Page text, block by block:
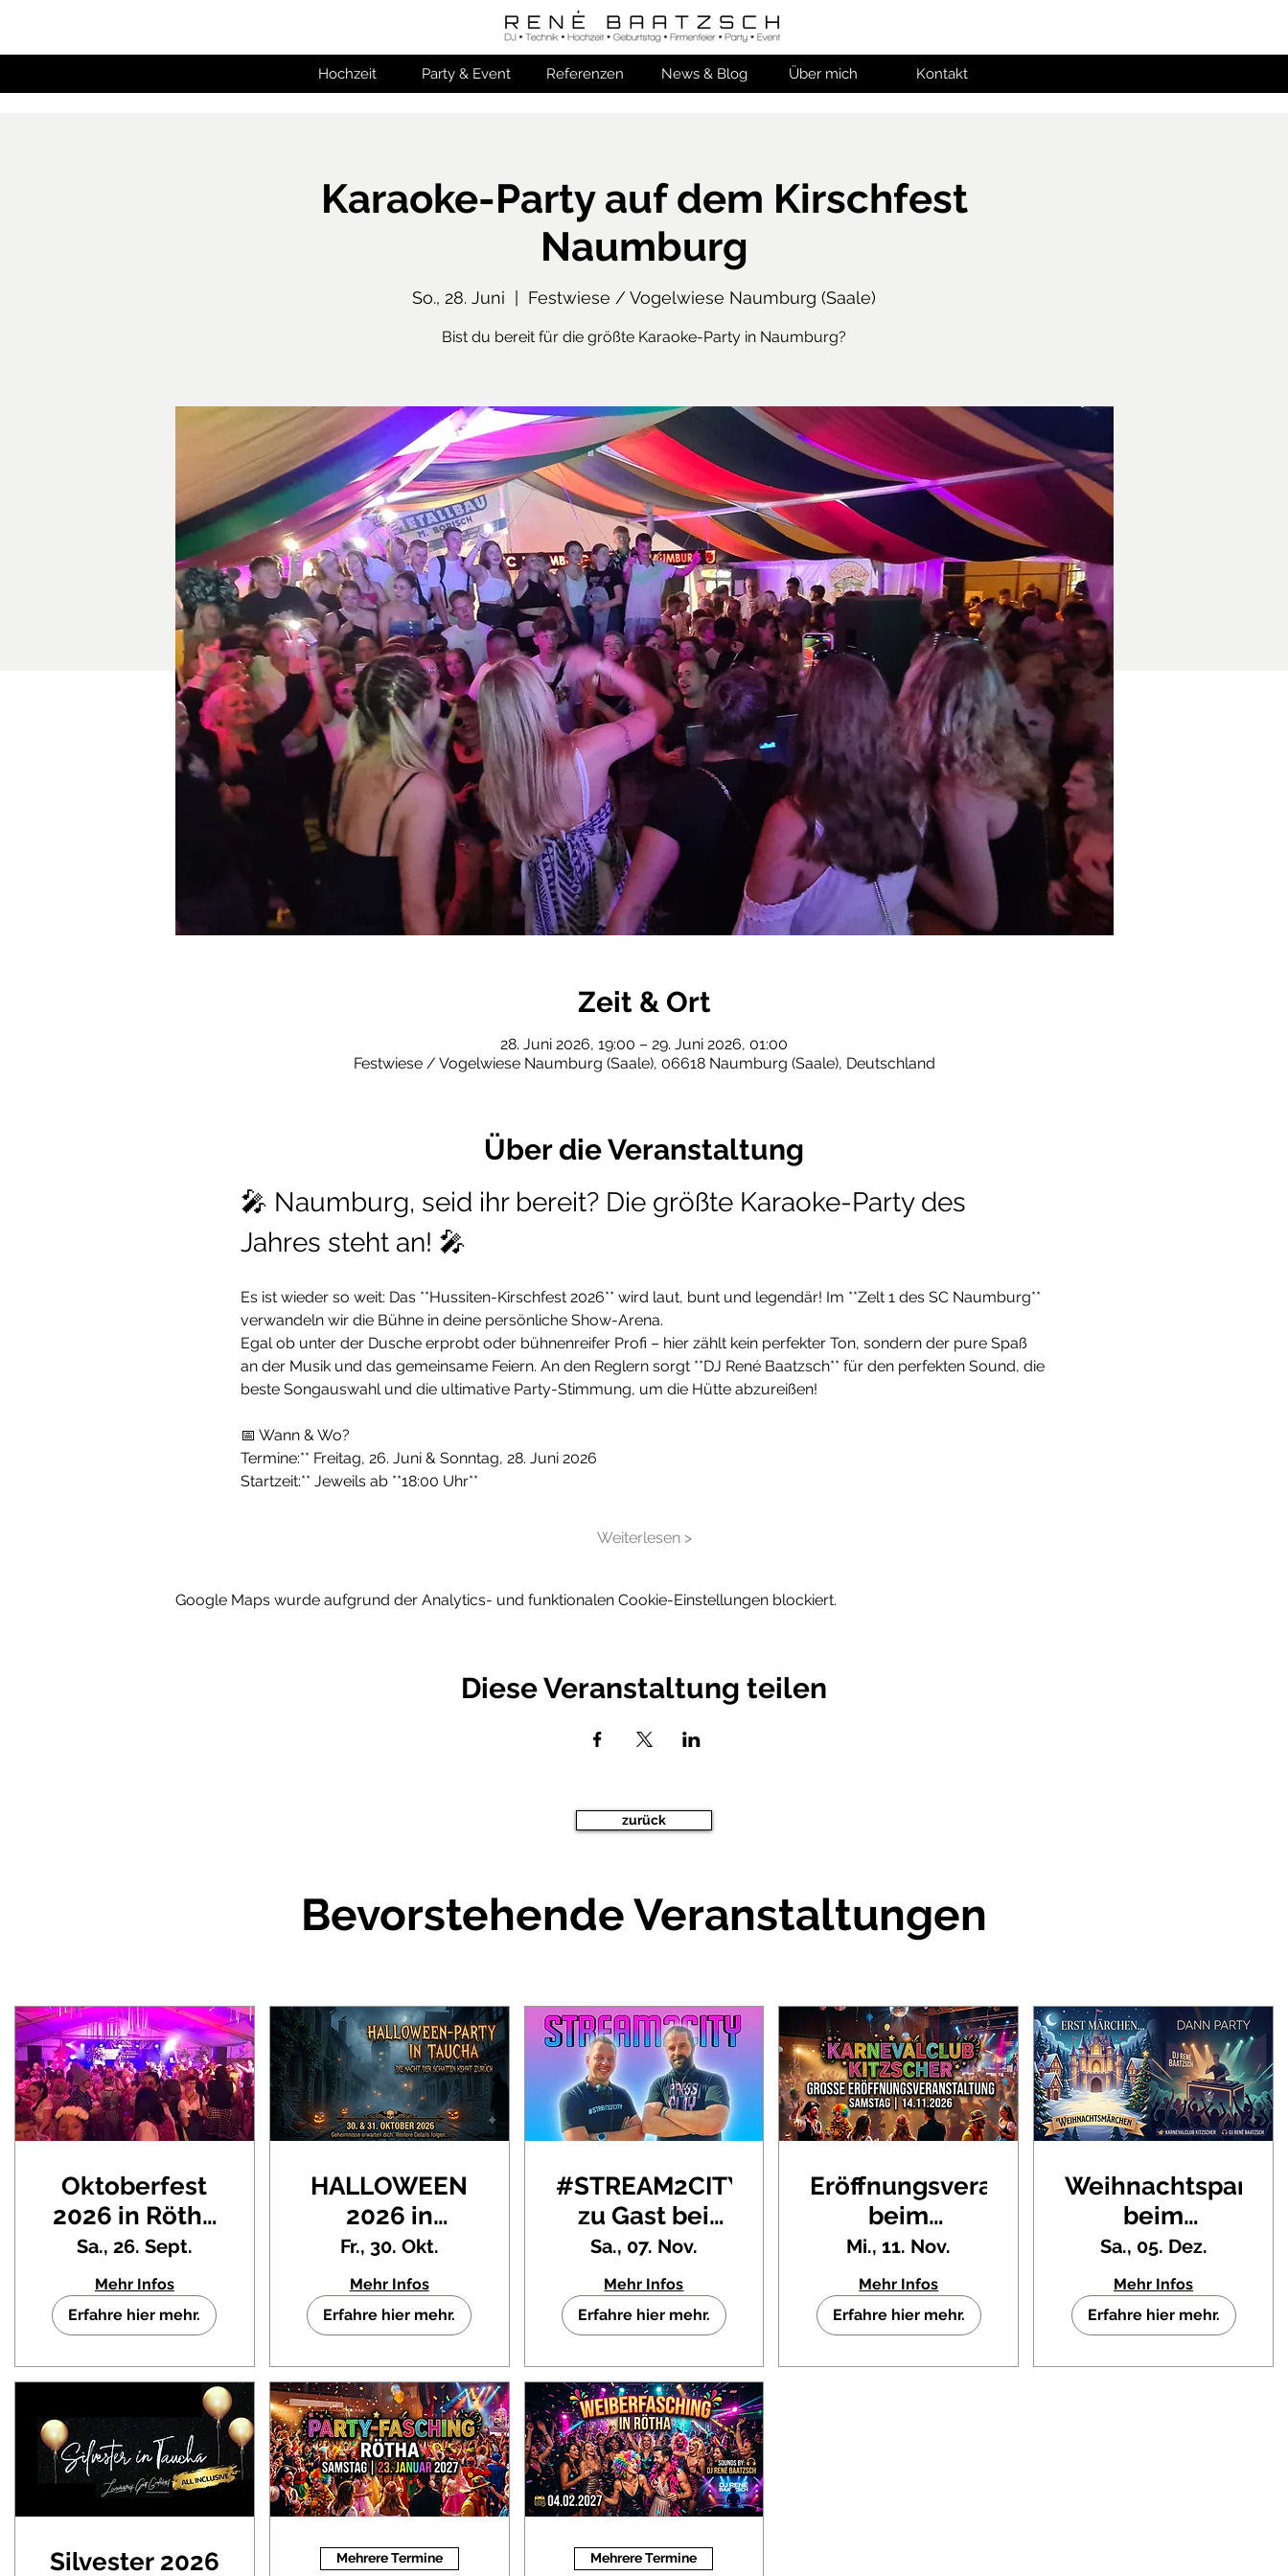
Hochzeit Party & Event Referenzen News & Blog Über mich Kontakt
Karaoke-Party auf dem Kirschfest
Naumburg
So., 28. Juni
  |
Festwiese / Vogelwiese Naumburg (Saale)
Bist du bereit für die größte Karaoke-Party in Naumburg?
Zeit & Ort
28. Juni 2026, 19:00 – 29. Juni 2026, 01:00
Festwiese / Vogelwiese Naumburg (Saale), 06618 Naumburg (Saale), Deutschland
Über die Veranstaltung
🎤 Naumburg, seid ihr bereit? Die größte Karaoke-Party des
Jahres steht an! 🎤
Es ist wieder so weit: Das **Hussiten-Kirschfest 2026** wird laut, bunt und legendär! Im **Zelt 1 des SC Naumburg**
verwandeln wir die Bühne in deine persönliche Show-Arena.
Egal ob unter der Dusche erprobt oder bühnenreifer Profi – hier zählt kein perfekter Ton, sondern der pure Spaß
an der Musik und das gemeinsame Feiern. An den Reglern sorgt **DJ René Baatzsch** für den perfekten Sound, die
beste Songauswahl und die ultimative Party-Stimmung, um die Hütte abzureißen!
📅 Wann & Wo?
Termine:** Freitag, 26. Juni & Sonntag, 28. Juni 2026
Startzeit:** Jeweils ab **18:00 Uhr**
Weiterlesen >
Google Maps wurde aufgrund der Analytics- und funktionalen Cookie-Einstellungen blockiert.
Diese Veranstaltung teilen
zurück
Bevorstehende Veranstaltungen
Oktoberfest
2026 in Rötha
zu Gunsten
des
Kindergarten
Regenbogenland
Sa., 26. Sept.
Mehr Infos
Erfahre hier mehr.
HALLOWEEN
2026 in
Taucha 🎃
Landgasthof
Gut Graßdorf
Fr., 30. Okt.
Mehr Infos
Erfahre hier mehr.
#STREAM2CITY
zu Gast bei
Freunden
Sa., 07. Nov.
Mehr Infos
Erfahre hier mehr.
Eröffnungsveranstaltung
beim
Karnevalverein
Kitzscher-
ohee
Mi., 11. Nov.
Mehr Infos
Erfahre hier mehr.
Weihnachtsparty
beim
Karnevalverein
Kitzscher-
ohee
Sa., 05. Dez.
Mehr Infos
Erfahre hier mehr.
Silvester 2026
Mehrere Termine Mehrere Termine